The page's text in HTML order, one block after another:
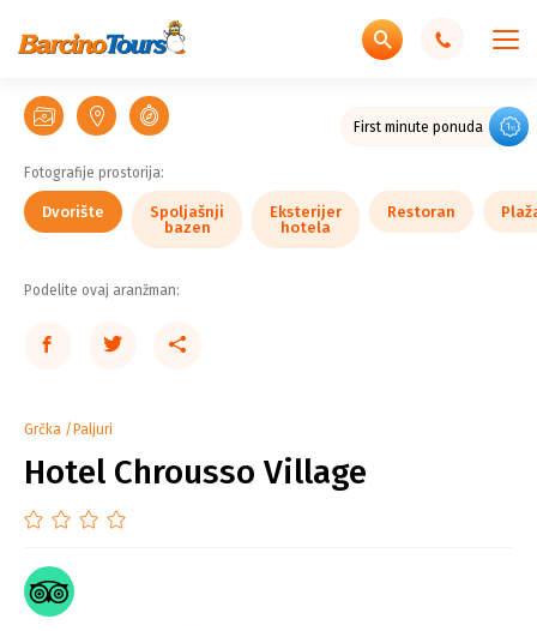
First minute ponuda
Dvorište
Dvorište
Spoljašnji
bazen
Spoljašnji
bazen
Spoljašnji
bazen
Eksterijer
hotela
Restoran
Plaža
Enterijer
sobe
Enterijer
sobe
Enterijer
sobe
Enterijer
sobe
Enterijer
sobe
Enterijer
sobe
Fotografije prostorija:
Dvorište
Spoljašnji
bazen
Eksterijer
hotela
Restoran
Podelite ovaj aranžman:
Grčka Paljuri
Hotel Chrousso Village